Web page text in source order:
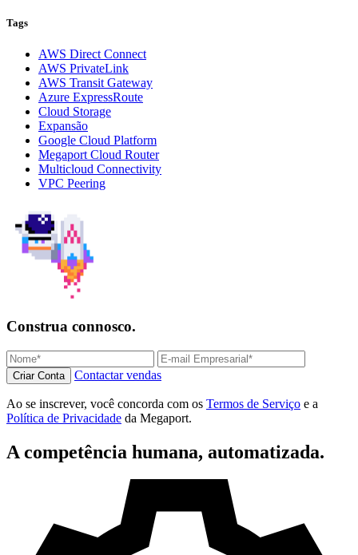
Tags
AWS Direct Connect
AWS PrivateLink
AWS Transit Gateway
Azure ExpressRoute
Cloud Storage
Expansão
Google Cloud Platform
Megaport Cloud Router
Multicloud Connectivity
VPC Peering
Construa connosco.
Criar Conta Contactar vendas
Ao se inscrever, você concorda com os Termos de Serviço e a
Política de Privacidade da Megaport.
A competência humana, automatizada.